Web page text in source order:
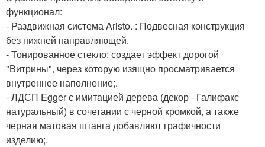
функционал:
- Раздвижная система Aristo. : Подвесная конструкция
без нижней направляющей.
- Тонированное стекло: создает эффект дорогой
"Витрины", через которую изящно просматривается
внутреннее наполнение;.
- ЛДСП Egger с имитацией дерева (декор - Галифакс
натуральный) в сочетании с черной кромкой, а также
черная матовая штанга добавляют графичности
изделию;.